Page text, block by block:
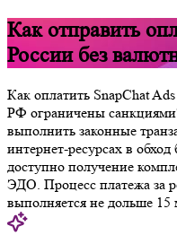
Как отправить
России без
Как оплатить SnapChat
РФ ограничены
выполнить законные
интернет-ресурсах в
доступно получение
ЭДО. Процесс платежа за
выполняется не дольше 15